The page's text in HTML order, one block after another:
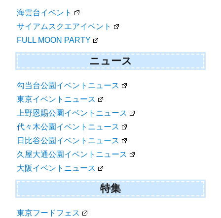
海雲台イベント
サイアムスクエアイベント
FULL MOON PARTY
ニュース
勾当台公園イベントニュース
東京イベントニュース
上野恩賜公園イベントニュース
代々木公園イベントニュース
日比谷公園イベントニュース
久屋大通公園イベントニュース
大阪イベントニュース
特集
東京フードフェス